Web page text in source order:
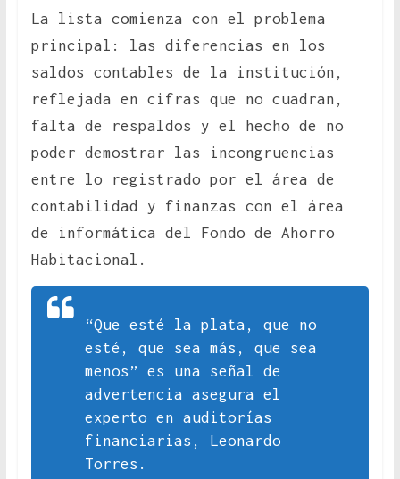
La lista comienza con el problema
principal: las diferencias en los
saldos contables de la institución,
reflejada en cifras que no cuadran,
falta de respaldos y el hecho de no
poder demostrar las incongruencias
entre lo registrado por el área de
contabilidad y finanzas con el área
de informática del Fondo de Ahorro
Habitacional.
“Que esté la plata, que no
esté, que sea más, que sea
menos” es una señal de
advertencia asegura el
experto en auditorías
financiarias, Leonardo
Torres.